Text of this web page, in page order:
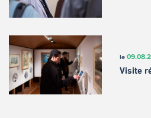
le
Visite